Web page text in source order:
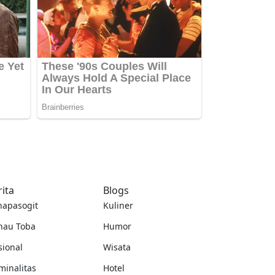
Toba
Blogs
Kuliner
Humor
Wisata
Hotel